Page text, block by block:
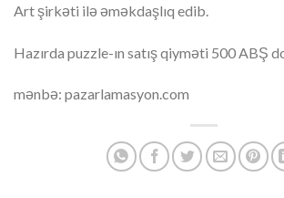
Art şirkəti ilə əməkdaşlıq edib.
Hazırda puzzle-ın satış qiyməti 500 ABŞ
mənbə: pazarlamasyon.com